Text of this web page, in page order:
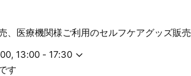
、医療機関様ご利用のセルフケアグッズ販売
13:00 - 17:30
す